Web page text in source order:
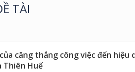
TÀI
căng thẳng công việc đến
Thiên Huế